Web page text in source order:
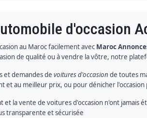
d'occasion
au Maroc facilement avec Maroc
de qualité ou à vendre la vôtre, notre
et demandes de voitures d'occasion de toutes
au meilleur prix, ou pour dénicher
et la vente de voitures d'occasion n'ont
transparente et sécurisée